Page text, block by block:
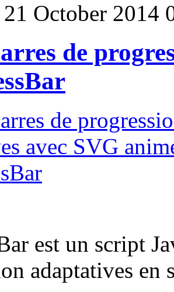
21 October 2014
de
est un script
adaptatives en